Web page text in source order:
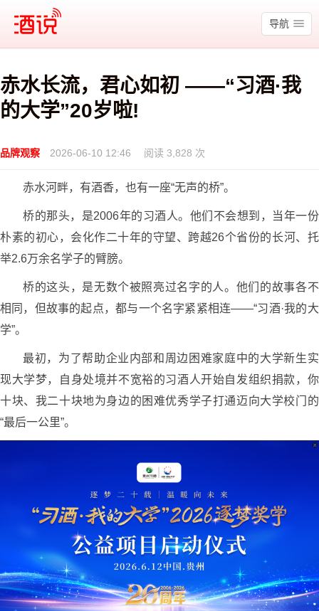
酒说
导航
赤水长流，君心如初 ——“习酒·我
的大学”20岁啦!
品牌观察 2026-06-10 12:46 阅读 3,828 次
赤水河畔，有酒香，也有一座“无声的桥”。
桥的那头，是2006年的习酒人。他们不会想到，当年一份
朴素的初心，会化作二十年的守望、跨越26个省份的长河、托
举2.6万余名学子的臂膀。
桥的这头，是无数个被照亮过名字的人。他们的故事各不
相同，但故事的起点，都与一个名字紧紧相连——“习酒·我的大
学”。
最初，为了帮助企业内部和周边困难家庭中的大学新生实
现大学梦，自身处境并不宽裕的习酒人开始自发组织捐款，你
十块、我二十块地为身边的困难优秀学子打通迈向大学校门的
“最后一公里”。